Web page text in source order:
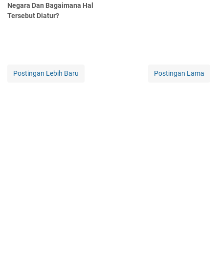
Negara Dan Bagaimana Hal
Tersebut Diatur?
Postingan Lebih Baru Postingan Lama